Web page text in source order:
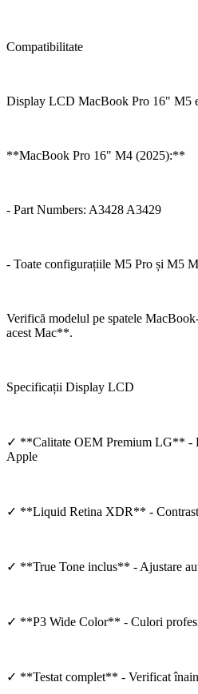
Compatibilitate
Display LCD MacBook Pro 16" M5
**MacBook Pro 16" M4 (2025):**
- Part Numbers: A3428 A3429
- Toate configurațiile M5 Pro și M5
Verifică modelul pe spatele
acest Mac**.
Specificații Display LCD
✓ **Calitate OEM Premium LG** -
Apple
✓ **Liquid Retina XDR** - Contrast
✓ **True Tone inclus** - Ajustare
✓ **P3 Wide Color** - Culori
✓ **Testat complet** - Verificat